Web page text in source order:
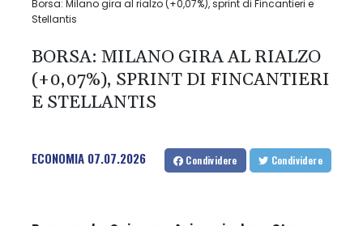
Borsa: Milano gira al rialzo (+0,07%), sprint di Fincantieri e
Stellantis
BORSA: MILANO GIRA AL RIALZO
(+0,07%), SPRINT DI FINCANTIERI
E STELLANTIS
ECONOMIA 07.07.2026 Condividere Condividere